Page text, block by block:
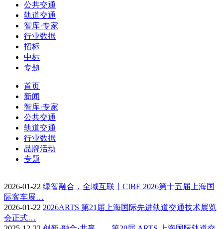
公共交通
轨道交通
智库·专家
行业数据
招标
中标
专题
首页
新闻
智库·专家
公共交通
轨道交通
行业数据
品牌活动
专题
2026-01-22 绿智融合，全域互联丨CIBE 2026第十五届上海国
际客车展…
2026-01-22 2026ARTS 第21届上海国际先进轨道交通技术展览
会正式…